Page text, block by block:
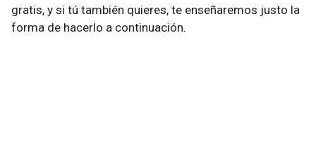
gratis, y si tú también quieres, te enseñaremos justo la
forma de hacerlo a continuación.